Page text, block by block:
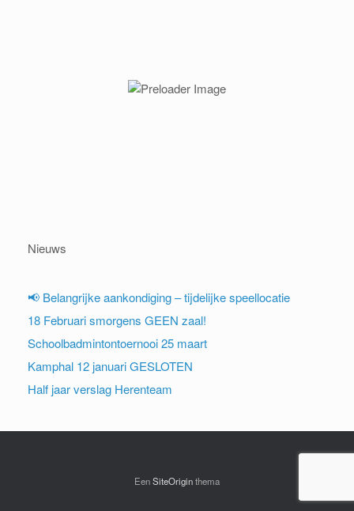
Nieuws
📢 Belangrijke aankondiging – tijdelijke speellocatie
18 Februari smorgens GEEN zaal!
Schoolbadmintontoernooi 25 maart
Kamphal 12 januari GESLOTEN
Half jaar verslag Herenteam
EenSiteOriginthema